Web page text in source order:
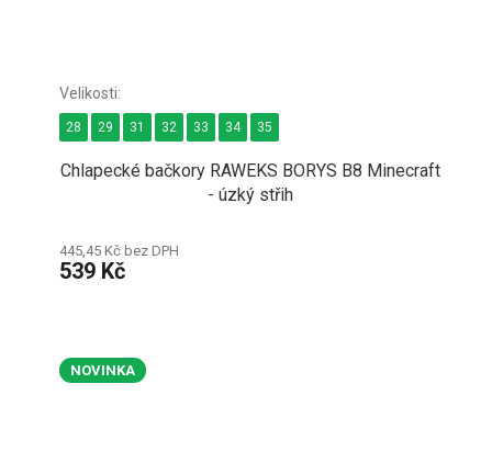
Chlapecké bačkory RAWEKS BORYS B8 Minecraft
- úzký střih
445,45 Kč bez DPH
539 Kč
28 29 31 32 33 34 35
NOVINKA